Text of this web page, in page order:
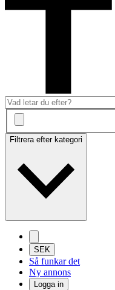
Filtrera efter kategori
SEK
Så funkar det
Ny annons
Logga in